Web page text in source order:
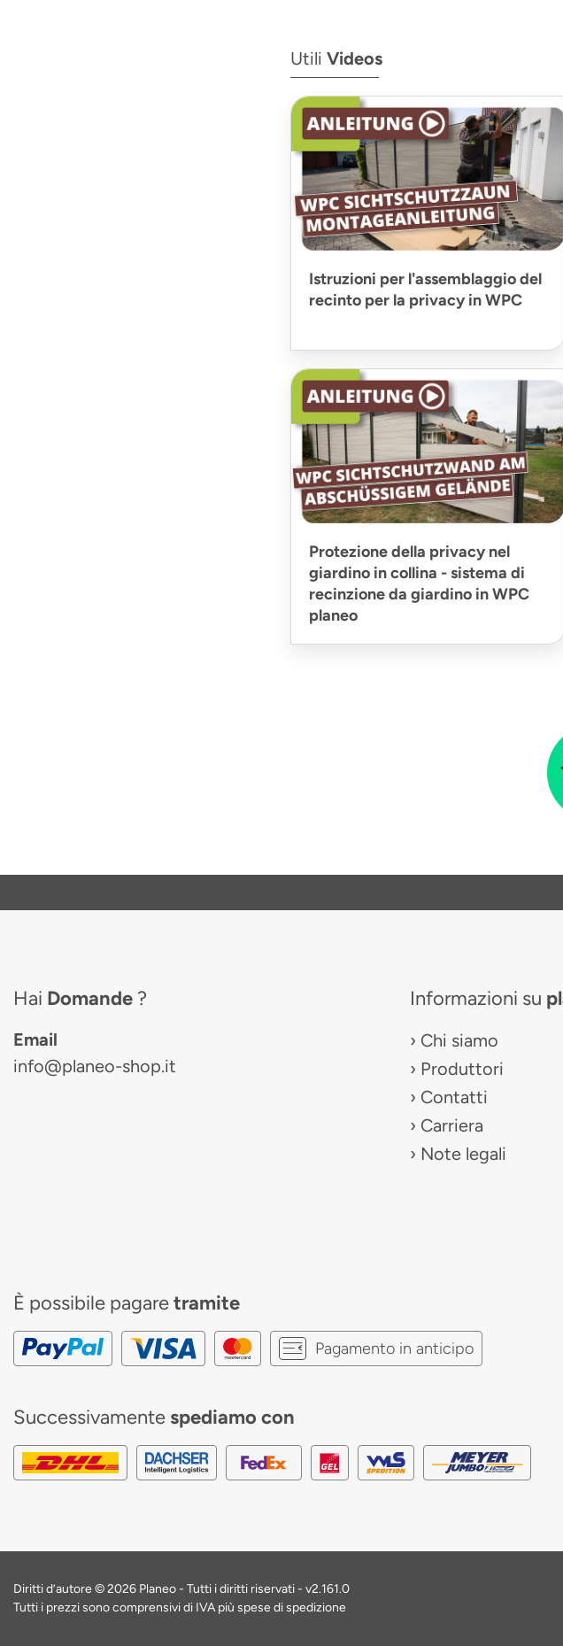
Utili Videos
Istruzioni per l'assemblaggio del
recinto per la privacy in WPC
Protezione della privacy nel
giardino in collina - sistema di
recinzione da giardino in WPC
planeo
Hai Domande ?
Email
info@planeo-shop.it
Informazioni su
Chi siamo
Produttori
Contatti
Carriera
Note legali
È possibile pagaretramite
Pagamento in anticipo
Successivamente spediamo con
Diritti d’autore © 2026 Planeo - Tutti i diritti riservati - v2.161.0
Tutti i prezzi sono comprensivi di IVA più spese di spedizione